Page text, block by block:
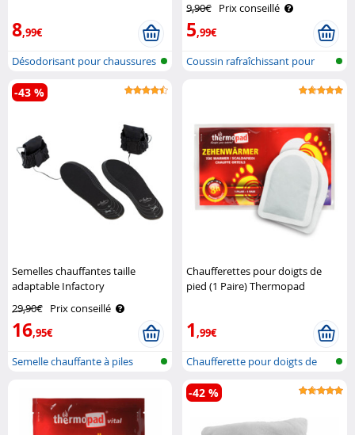
8,99€
Désodorisant pour chaussures
en boi..
9,90€ Prix conseillé
5,99€
Coussin rafraîchissant pour
Semelles chauffantes taille
adaptable Infactory
29,90€ Prix conseillé
16,95€
-43 %
Semelle chauffante à piles
Chaufferettes pour doigts de
pied (1 Paire) Thermopad
1,99€
Chaufferette pour doigts de
pied
-42 %